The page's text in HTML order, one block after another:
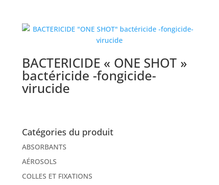
BACTERICIDE « ONE SHOT »
bactéricide -fongicide-
virucide
Catégories du produit
ABSORBANTS
AÉROSOLS
COLLES ET FIXATIONS